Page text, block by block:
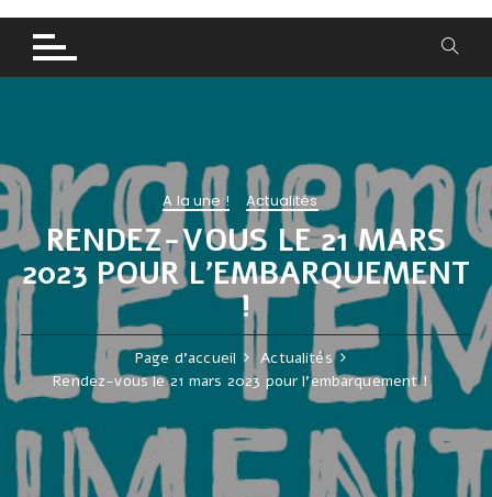
A la une ! Actualités
RENDEZ-VOUS LE 21 MARS
2023 POUR L’EMBARQUEMENT
!
Page d'accueil
Actualités
Rendez-vous le 21 mars 2023 pour l’embarquement !